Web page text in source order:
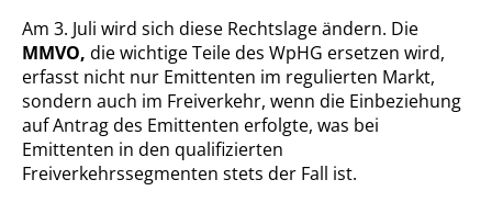
Am 3. Juli wird sich diese Rechtslage ändern. Die
MMVO, die wichtige Teile des WpHG ersetzen wird,
erfasst nicht nur Emittenten im regulierten Markt,
sondern auch im Freiverkehr, wenn die Einbeziehung
auf Antrag des Emittenten erfolgte, was bei
Emittenten in den qualifizierten
Freiverkehrssegmenten stets der Fall ist.